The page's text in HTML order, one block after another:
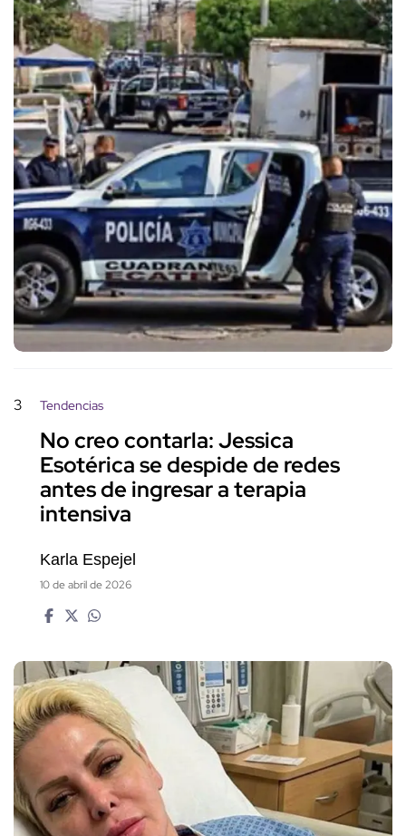
3 Tendencias
No creo contarla: Jessica
Esotérica se despide de redes
antes de ingresar a terapia
intensiva
Karla Espejel
10 de abril de 2026